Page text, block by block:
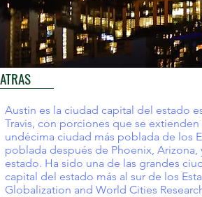
ATRAS
Austin es la ciudad capital del estado
Travis, con porciones que se
undécima ciudad más poblada de los
poblada después de Phoenix,
estado. Ha sido una de las grandes
capital del estado más al sur de los
Globalization and World Cities